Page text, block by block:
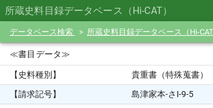
所蔵史料目録データベース（Hi-CAT）
データベース検索 所蔵史料目録データベース（Hi-CAT
≪書目データ≫
【史料種別】
貴重書（特殊蒐書）
【請求記号】
島津家本-さⅠ-9-5